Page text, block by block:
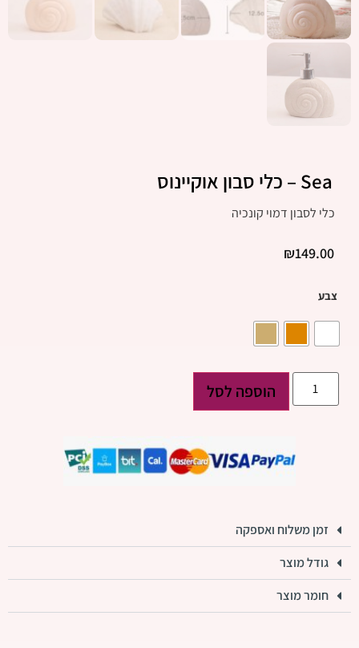
Sea – כלי סבון אוקיינוס
כלי לסבון דמוי קונכיה
₪149.00
צבע
הוספה לסל
זמן משלוח ואספקה
גודל מוצר
חומר מוצר